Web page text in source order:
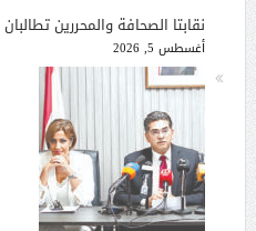
نقابتا الصحافة والمحررين
أغسطس 5, 2026